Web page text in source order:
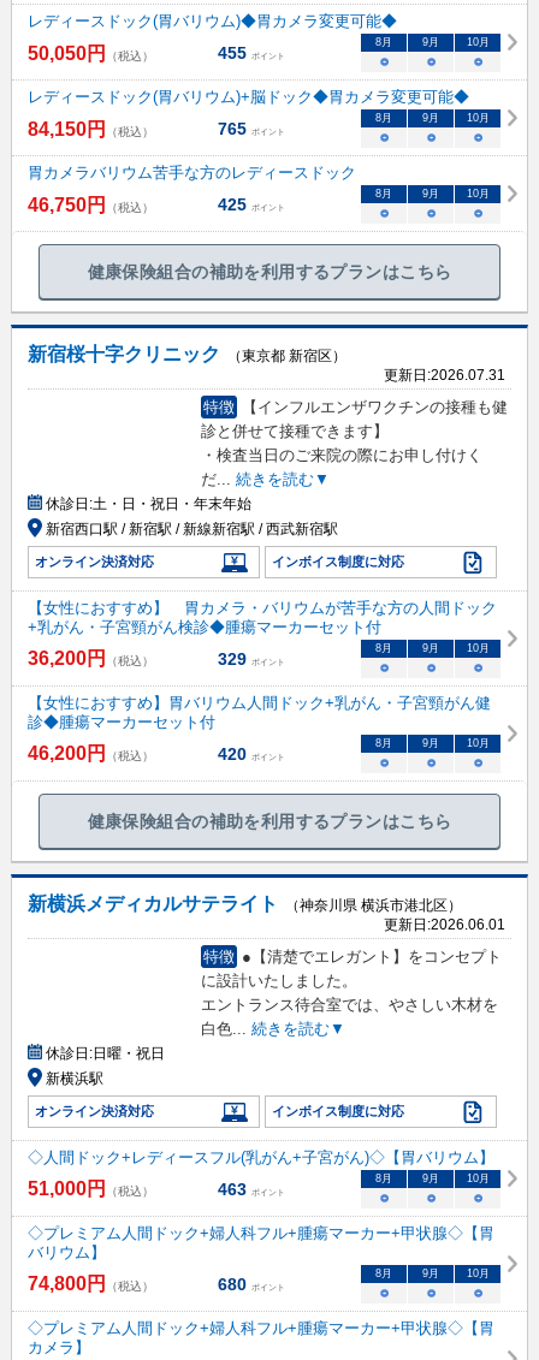
レディースドック(胃バリウム)◆胃カメラ変更可能◆
50,050円 （税込） 455 ポイント
8月 9月 10月
○ ○ ○
レディースドック(胃バリウム)+脳ドック◆胃カメラ変更可能◆
84,150円 （税込） 765 ポイント
8月 9月 10月
○ ○ ○
胃カメラバリウム苦手な方のレディースドック
46,750円 （税込） 425 ポイント
8月 9月 10月
○ ○ ○
健康保険組合の補助を利用するプランはこちら
新宿桜十字クリニック
（東京都 新宿区）
更新日:2026.07.31
特徴
【インフルエンザワクチンの接種も健
診と併せて接種できます】
・検査当日のご来院の際にお申し付けく
だ... 続きを読む▼
休診日:土・日・祝日・年末年始
新宿西口駅 / 新宿駅 / 新線新宿駅 / 西武新宿駅
オンライン決済対応 インボイス制度に対応
【女性におすすめ】 胃カメラ・バリウムが苦手な方の人間ドック
+乳がん・子宮頸がん検診◆腫瘍マーカーセット付
36,200円 （税込） 329 ポイント
8 月 9 月 10月
○ ○ ○
【女性におすすめ】胃バリウム人間ドック+乳がん・子宮頸がん健
診◆腫瘍マーカーセット付
46,200円 （税込） 420 ポイント
8 月 9 月 10月
○ ○ ○
健康保険組合の補助を利用するプランはこちら
新横浜メディカルサテライト
（神奈川県 横浜市港北区）
更新日:2026.06.01
特徴 ●【清楚でエレガント】をコンセプト
に設計いたしました。
エントランス待合室では、やさしい木材を
白色... 続きを読む▼
休診日:日曜・祝日
新横浜駅
オンライン決済対応 インボイス制度に対応
◇人間ドック+レディースフル(乳がん+子宮がん)◇【胃バリウム】
51,000円 （税込） 463 ポイント
8 月 9 月 10月
○ ○ ○
◇プレミアム人間ドック+婦人科フル+腫瘍マーカー+甲状腺◇【胃
バリウム】
74,800円 （税込） 680 ポイント
8 月 9 月 10月
○ ○ ○
◇プレミアム人間ドック+婦人科フル+腫瘍マーカー+甲状腺◇【胃
カメラ】